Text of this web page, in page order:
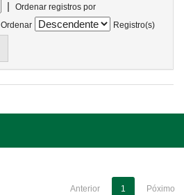
|
Ordenar registros por
Ordenar
Registro(s)
Anterior 1 Póximo